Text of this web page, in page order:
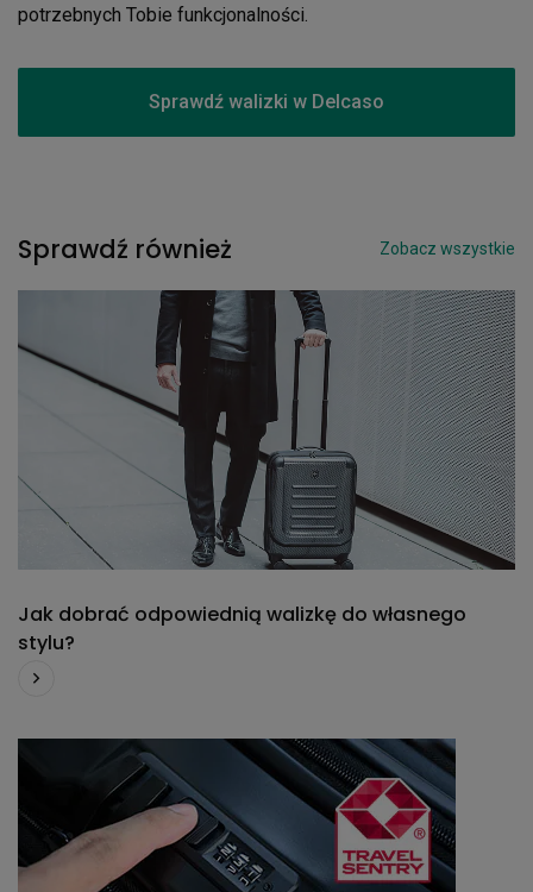
potrzebnych Tobie funkcjonalności.
Sprawdź walizki w Delcaso
Sprawdź również Zobacz wszystkie
Jak dobrać odpowiednią walizkę do własnego
stylu?